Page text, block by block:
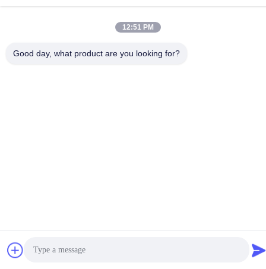
No.1, Boden 3, Nr. 366-, Nordabschnitt von Hupan-Straße,
12:51 PM
Good day, what product are you looking for?